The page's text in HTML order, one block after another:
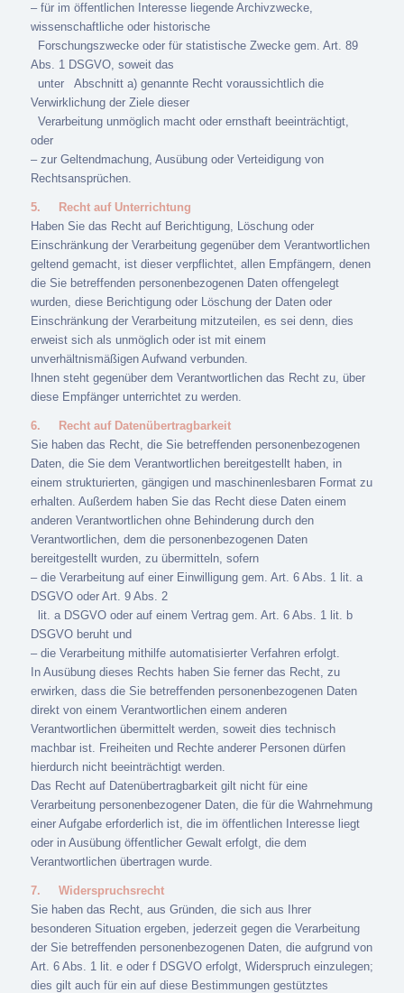
– für im öffentlichen Interesse liegende Archivzwecke,
wissenschaftliche oder historische
Forschungszwecke oder für statistische Zwecke gem. Art. 89
Abs. 1 DSGVO, soweit das
unter
Abschnitt a) genannte Recht voraussichtlich die
Verwirklichung der Ziele dieser
Verarbeitung unmöglich macht oder ernsthaft beeinträchtigt,
oder
– zur Geltendmachung, Ausübung oder Verteidigung von
Rechtsansprüchen.
5.
Recht auf Unterrichtung
Haben Sie das Recht auf Berichtigung, Löschung oder
Einschränkung der Verarbeitung gegenüber dem Verantwortlichen
geltend gemacht, ist dieser verpflichtet, allen Empfängern, denen
die Sie betreffenden personenbezogenen Daten offengelegt
wurden, diese Berichtigung oder Löschung der Daten oder
Einschränkung der Verarbeitung mitzuteilen, es sei denn, dies
erweist sich als unmöglich oder ist mit einem
unverhältnismäßigen Aufwand verbunden.
Ihnen steht gegenüber dem Verantwortlichen das Recht zu, über
diese Empfänger unterrichtet zu werden.
6.
Recht auf Datenübertragbarkeit
Sie haben das Recht, die Sie betreffenden personenbezogenen
Daten, die Sie dem Verantwortlichen bereitgestellt haben, in
einem strukturierten, gängigen und maschinenlesbaren Format zu
erhalten. Außerdem haben Sie das Recht diese Daten einem
anderen Verantwortlichen ohne Behinderung durch den
Verantwortlichen, dem die personenbezogenen Daten
bereitgestellt wurden, zu übermitteln, sofern
– die Verarbeitung auf einer Einwilligung gem. Art. 6 Abs. 1 lit. a
DSGVO oder Art. 9 Abs. 2
lit. a DSGVO oder auf einem Vertrag gem. Art. 6 Abs. 1 lit. b
DSGVO beruht und
– die Verarbeitung mithilfe automatisierter Verfahren erfolgt.
In Ausübung dieses Rechts haben Sie ferner das Recht, zu
erwirken, dass die Sie betreffenden personenbezogenen Daten
direkt von einem Verantwortlichen einem anderen
Verantwortlichen übermittelt werden, soweit dies technisch
machbar ist. Freiheiten und Rechte anderer Personen dürfen
hierdurch nicht beeinträchtigt werden.
Das Recht auf Datenübertragbarkeit gilt nicht für eine
Verarbeitung personenbezogener Daten, die für die Wahrnehmung
einer Aufgabe erforderlich ist, die im öffentlichen Interesse liegt
oder in Ausübung öffentlicher Gewalt erfolgt, die dem
Verantwortlichen übertragen wurde.
7.
Widerspruchsrecht
Sie haben das Recht, aus Gründen, die sich aus Ihrer
besonderen Situation ergeben, jederzeit gegen die Verarbeitung
der Sie betreffenden personenbezogenen Daten, die aufgrund von
Art. 6 Abs. 1 lit. e oder f DSGVO erfolgt, Widerspruch einzulegen;
dies gilt auch für ein auf diese Bestimmungen gestütztes